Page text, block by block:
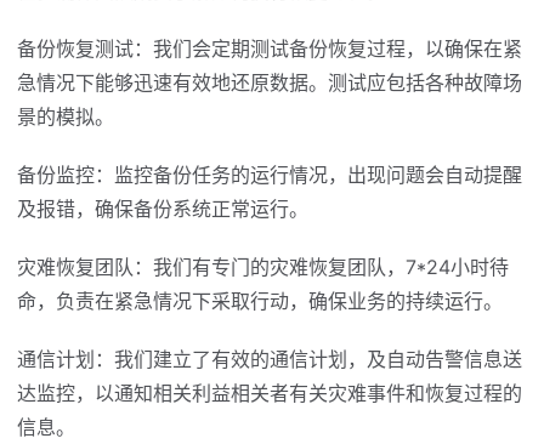
备份恢复测试：我们会定期测试备份恢复过程，以确保在紧
急情况下能够迅速有效地还原数据。测试应包括各种故障场
景的模拟。
备份监控：监控备份任务的运行情况，出现问题会自动提醒
及报错，确保备份系统正常运行。
灾难恢复团队：我们有专门的灾难恢复团队，7*24小时待
命，负责在紧急情况下采取行动，确保业务的持续运行。
通信计划：我们建立了有效的通信计划，及自动告警信息送
达监控，以通知相关利益相关者有关灾难事件和恢复过程的
信息。